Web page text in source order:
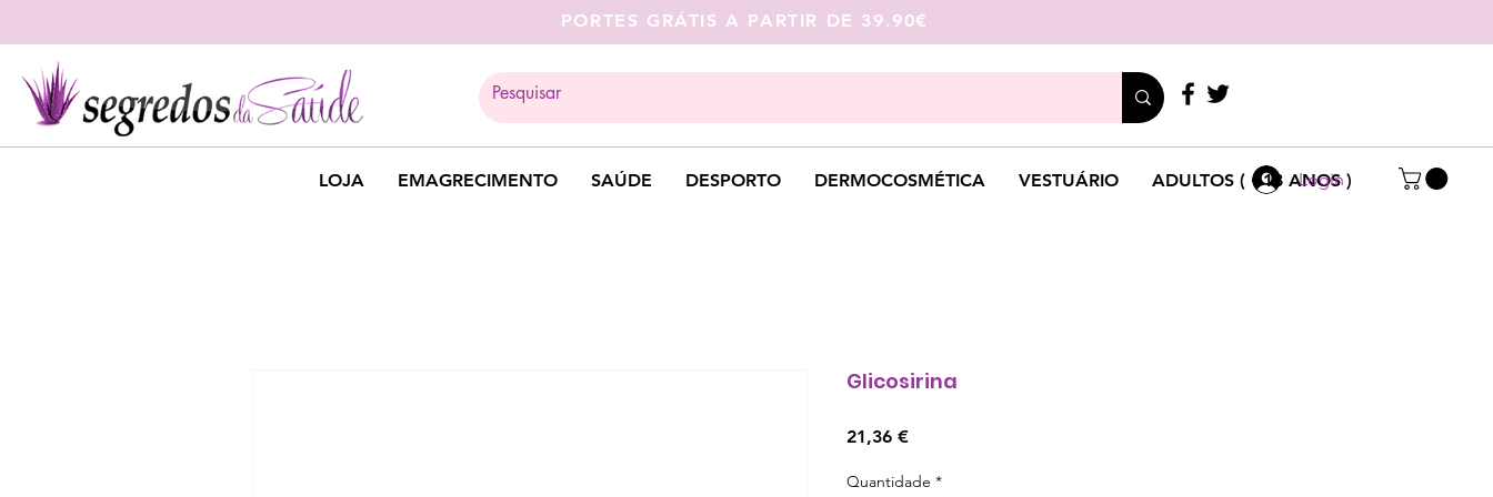
LOJA EMAGRECIMENTO SAÚDE DESPORTO DERMOCOSMÉTICA VESTUÁRIO ADULTOS ( +18 ANOS )
Login
PORTES GRÁTIS A PARTIR DE 39.90€
Glicosirina
21,36 €Preço
Quantidade *